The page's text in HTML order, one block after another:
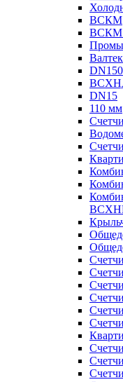
ВСКМ
ВСКМ
DN150
DN15
110 мм